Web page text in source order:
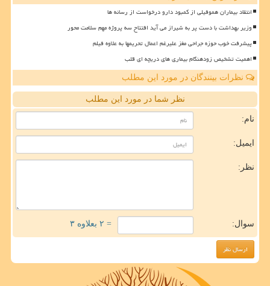
انتقاد بیماران هموفیلی از کمبود دارو درخواست از رسانه ها
وزیر بهداشت با دست پر به شیراز می آید افتتاح سه پروژه مهم سلامت محور
پیشرفت خوب حوزه جراحی مغز علیرغم اعمال تحریمها به علاوه فیلم
اهمیت تشخیص زودهنگام بیماری های دریچه ای قلب
نظرات بینندگان در مورد این مطلب
نظر شما در مورد این مطلب
نام:
ایمیل:
نظر:
سوال: = ۲ بعلاوه ۳